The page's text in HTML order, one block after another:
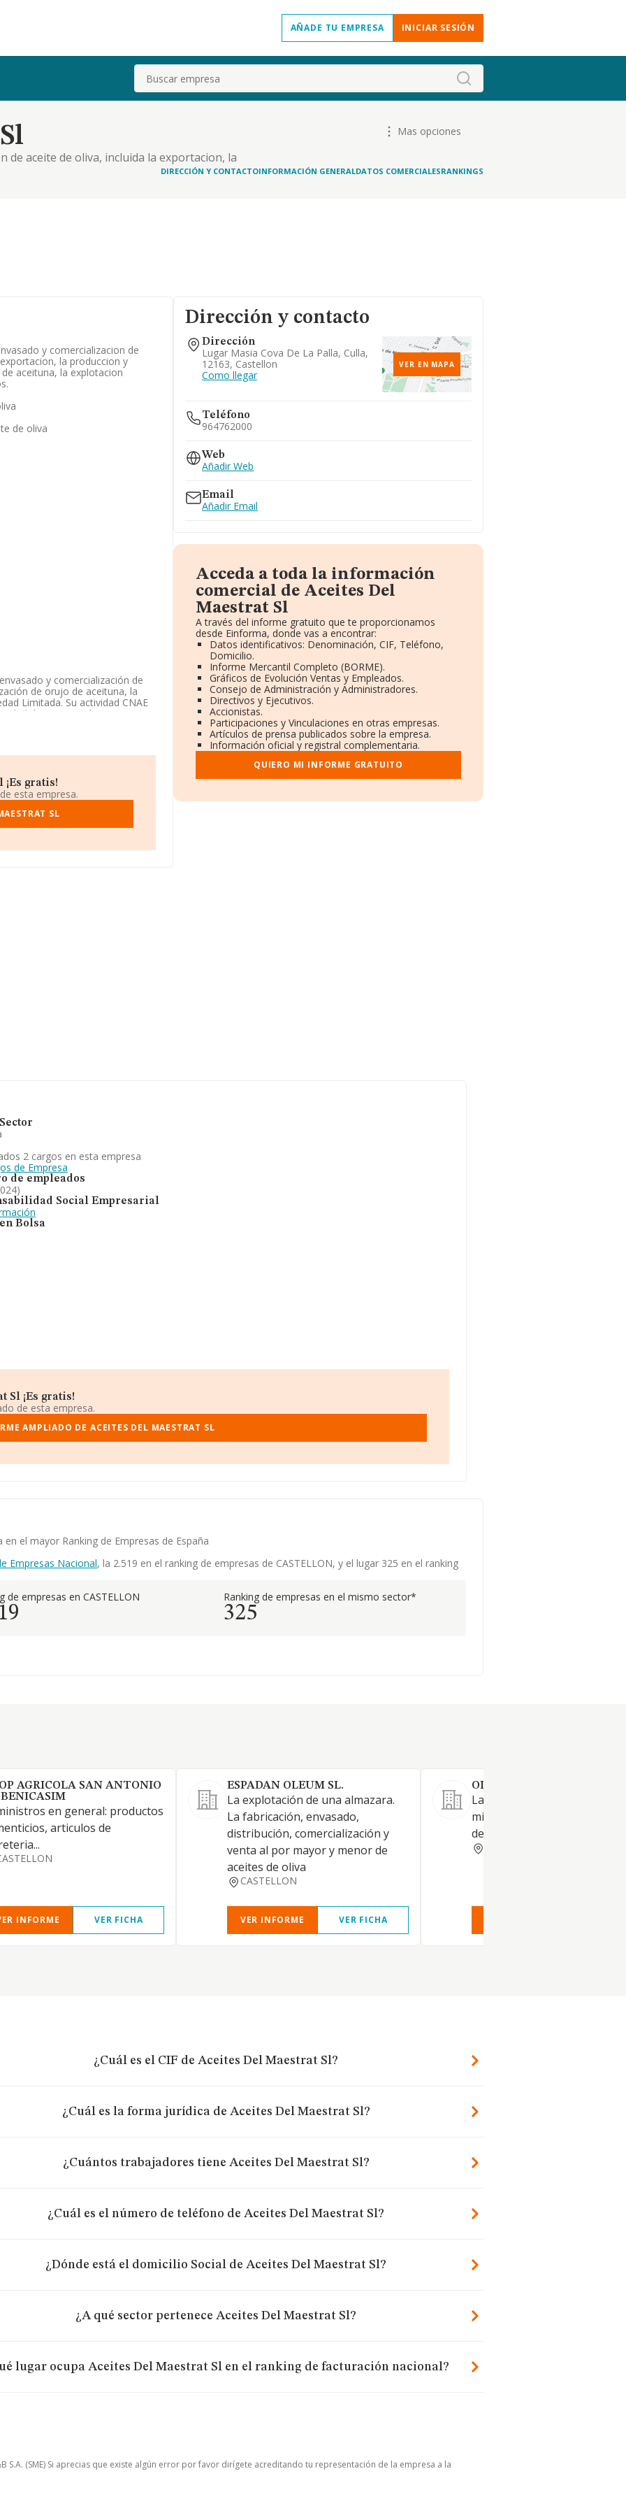
AÑADE TU EMPRESA INICIAR SESIÓN
Buscar
de aceite de oliva, incluida la exportacion, la
explotacion agricola de frutales y olivos.
Mas opciones
DIRECCIÓN Y CONTACTOINFORMACIÓN GENERALDATOS COMERCIALESRANKINGS
y comercializacion de
la produccion y
aceituna, la explotacion
de oliva
y comercialización de
de orujo de aceituna, la
Limitada. Su actividad CNAE
de importación y/o
la información disponible en
la media de sector.
en los distintos rankings,
129 puestos en el
las siguientes empresas tienen
por debajo de la
yMolino del
en una mejor posición las
gratis!
esta empresa.
SL
Dirección y contacto
Dirección
Lugar Masia Cova De La Palla, Culla,
12163, Castellon
Como llegar
VER EN MAPA
Teléfono
964762000
Web
Añadir Web
Email
Añadir Email
Acceda a toda la información
comercial de Aceites Del
Maestrat Sl
A través del informe gratuito que te proporcionamos
desde Einforma, donde vas a encontrar:
Datos identificativos: Denominación, CIF, Teléfono,
Domicilio.
Informe Mercantil Completo (BORME).
Gráficos de Evolución Ventas y Empleados.
Consejo de Administración y Administradores.
Directivos y Ejecutivos.
Accionistas.
Participaciones y Vinculaciones en otras empresas.
Artículos de prensa publicados sobre la empresa.
Información oficial y registral complementaria.
QUIERO MI INFORME GRATUITO
2 cargos en esta empresa
de Empresa
de empleados
Social Empresarial
Bolsa
Sl ¡Es gratis!
de esta empresa.
AMPLIADO DE ACEITES DEL MAESTRAT SL
el mayor Ranking de Empresas de España
Empresas Nacional, la 2.519 en el ranking de empresas de CASTELLON, y el lugar 325 en el ranking
de empresas en CASTELLON Ranking de empresas en el mismo sector*
325
AGRICOLA SAN ANTONIO
en general: productos
articulos de
INFORME VER FICHA
ESPADAN OLEUM SL.
La explotación de una almazara.
La fabricación, envasado,
distribución, comercialización y
venta al por mayor y menor de
aceites de oliva
CASTELLON
VER INFORME VER FICHA
OLIVARES CASTELLON SL.
La comercializacion de
miel, citricos y otros
derivadosde los mismos.
¿Cuál es el CIF de Aceites Del Maestrat Sl?
¿Cuál es la forma jurídica de Aceites Del Maestrat Sl?
¿Cuántos trabajadores tiene Aceites Del Maestrat Sl?
¿Cuál es el número de teléfono de Aceites Del Maestrat Sl?
¿Dónde está el domicilio Social de Aceites Del Maestrat Sl?
¿A qué sector pertenece Aceites Del Maestrat Sl?
lugar ocupa Aceites Del Maestrat Sl en el ranking de facturación nacional?
(SME) Si aprecias que existe algún error por favor dirígete acreditando tu representación de la empresa a la